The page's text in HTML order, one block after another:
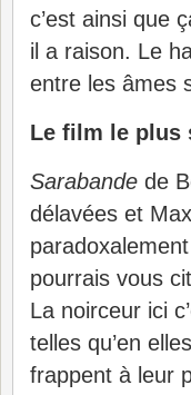
c’est ainsi que
il a raison. Le
entre les âmes
Le film le plus
Sarabande de
délavées et
pourrais vous
La noirceur ici
telles qu’en
frappent à leur